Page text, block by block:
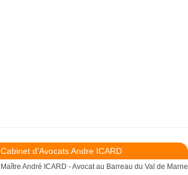
Cabinet d'Avocats Andre ICARD
Maître André ICARD - Avocat au Barreau du Val de Marne